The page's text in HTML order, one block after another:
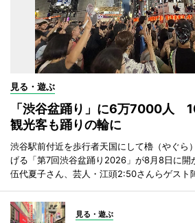
見る・遊ぶ
「渋谷盆踊り」に6万7000人
観光客も踊りの輪に
渋谷駅前付近を歩行者天国にして櫓（やぐら
げる「第7回渋谷盆踊り2026」が8月8日に開
伍代夏子さん、芸人・江頭2:50さんらゲスト
見る・遊ぶ